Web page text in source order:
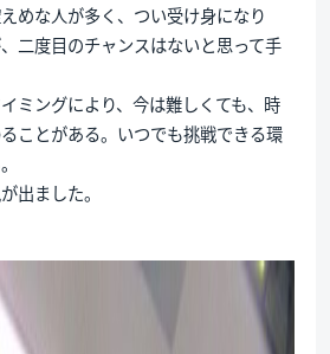
めな人が多く、つい受け身になり
二度目のチャンスはないと思って手
ミングにより、今は難しくても、時
ことがある。いつでも挑戦できる環
出ました。